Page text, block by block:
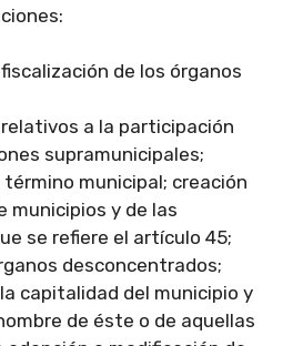
de los órganos
a la participación
supramunicipales;
municipal; creación
municipios y de las
se refiere el artículo 45;
desconcentrados;
capitalidad del municipio y
de éste o de aquellas